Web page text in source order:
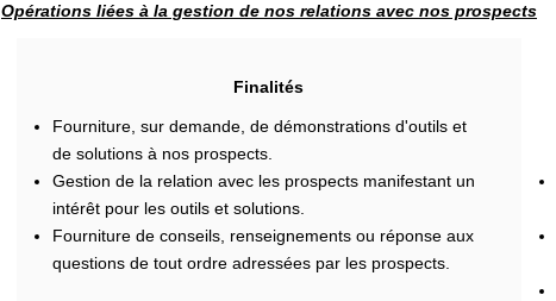
Opérations liées à la gestion de nos relations avec nos prospects
Finalités
Fourniture, sur demande, de démonstrations d'outils et
de solutions à nos prospects.
Gestion de la relation avec les prospects manifestant un
intérêt pour les outils et solutions.
Fourniture de conseils, renseignements ou réponse aux
questions de tout ordre adressées par les prospects.